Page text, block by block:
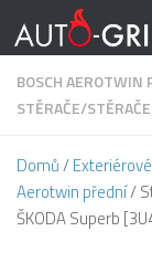
Skip to content
BOSCH AEROTWIN
STĚRAČE/STĚRAČE
Domů/
Aerotwin přední/
ŠKODA Superb